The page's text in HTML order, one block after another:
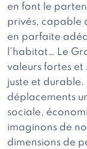
en font le
privés, capable
en parfaite
l’habitat… Le
valeurs fortes et
juste et
déplacements
sociale,
imaginons de
dimensions de